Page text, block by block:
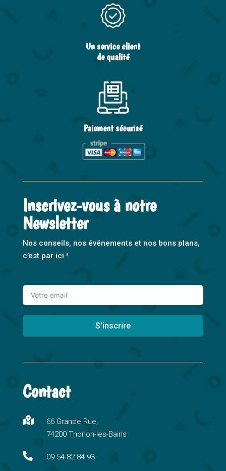
Un service client
de qualité
Paiement sécurisé
Inscrivez-vous à notre
Newsletter
Nos conseils, nos événements et nos bons plans,
c’est par ici !
S'inscrire
e
n
i
Contact

66 Grande Rue,
74200 Thonon-les-Bains
 09 54 82 84 93